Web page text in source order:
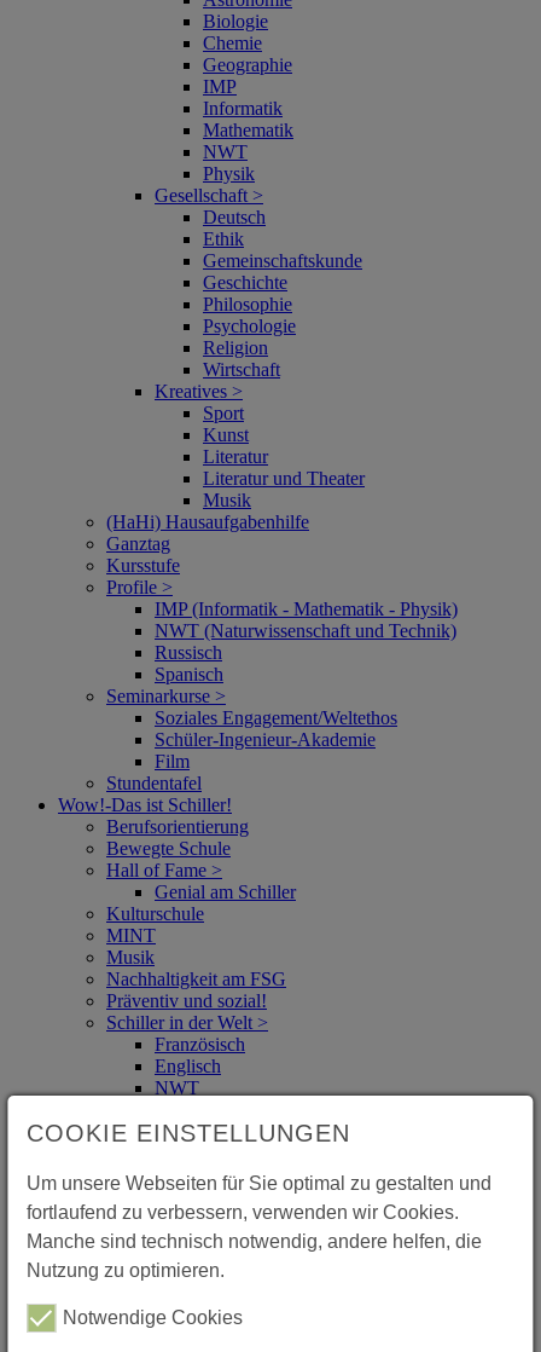
Biologie
Chemie
Geographie
IMP
Informatik
Mathematik
NWT
Physik
Gesellschaft >
Deutsch
Ethik
Gemeinschaftskunde
Geschichte
Philosophie
Psychologie
Religion
Wirtschaft
Kreatives >
Sport
Kunst
Literatur
Literatur und Theater
Musik
(HaHi) Hausaufgabenhilfe
Ganztag
Kursstufe
Profile >
IMP (Informatik - Mathematik - Physik)
NWT (Naturwissenschaft und Technik)
Russisch
Spanisch
Seminarkurse >
Soziales Engagement/Weltethos
Schüler-Ingenieur-Akademie
Film
Stundentafel
Wow!‑Das ist Schiller!
Berufsorientierung
Bewegte Schule
Hall of Fame >
Genial am Schiller
Kulturschule
MINT
Musik
Nachhaltigkeit am FSG
Präventiv und sozial!
Schiller in der Welt >
Französisch
Englisch
NWT
Berichte: (S)chiller in der Welt
STUPS (für Kl. 5)
Mitmachen Ehrensache (Kl. 7)
Sozialpraktikum (Kl. 9)
FSG SozialZertifikat (Abitur)
Talente
Weltethos-Schule
Schüler*innen
Schul.Cloud - Knigge (Nutzungsregeln für den
COOKIE EINSTELLUNGEN
Um unsere Webseiten für Sie optimal zu gestalten und
fortlaufend zu verbessern, verwenden wir Cookies.
Manche sind technisch notwendig, andere helfen, die
Nutzung zu optimieren.
Notwendige Cookies